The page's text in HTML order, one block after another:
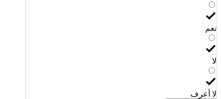
نعم
لا
لا أعرف